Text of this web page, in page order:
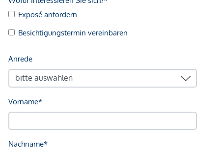
Arzt <250m
Klinik <500m
Kinder & Schulen
Schule <500m
Kindergarten <250m
Universität <250m
Nahversorgung